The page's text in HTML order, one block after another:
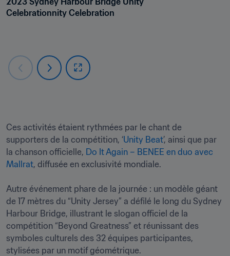
Celebrationnity Celebration
Ces activités étaient rythmées par le chant de
supporters de la compétition, ‘Unity Beat’, ainsi que par
la chanson officielle, Do It Again – BENEE en duo avec
Mallrat, diffusée en exclusivité mondiale.
Autre événement phare de la journée : un modèle géant
de 17 mètres du “Unity Jersey” a défilé le long du Sydney
Harbour Bridge, illustrant le slogan officiel de la
compétition “Beyond Greatness” et réunissant des
symboles culturels des 32 équipes participantes,
stylisées par un motif géométrique.